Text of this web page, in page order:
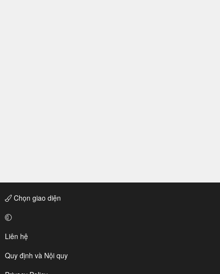
Chọn giao diện
Liên hệ
Quy định và Nội quy